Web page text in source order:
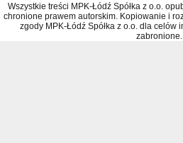
Wszystkie treści MPK-Łódź Spółka z o.o.
chronione prawem autorskim. Kopiowanie i
zgody MPK-Łódź Spółka z o.o. dla celów
zabronione.